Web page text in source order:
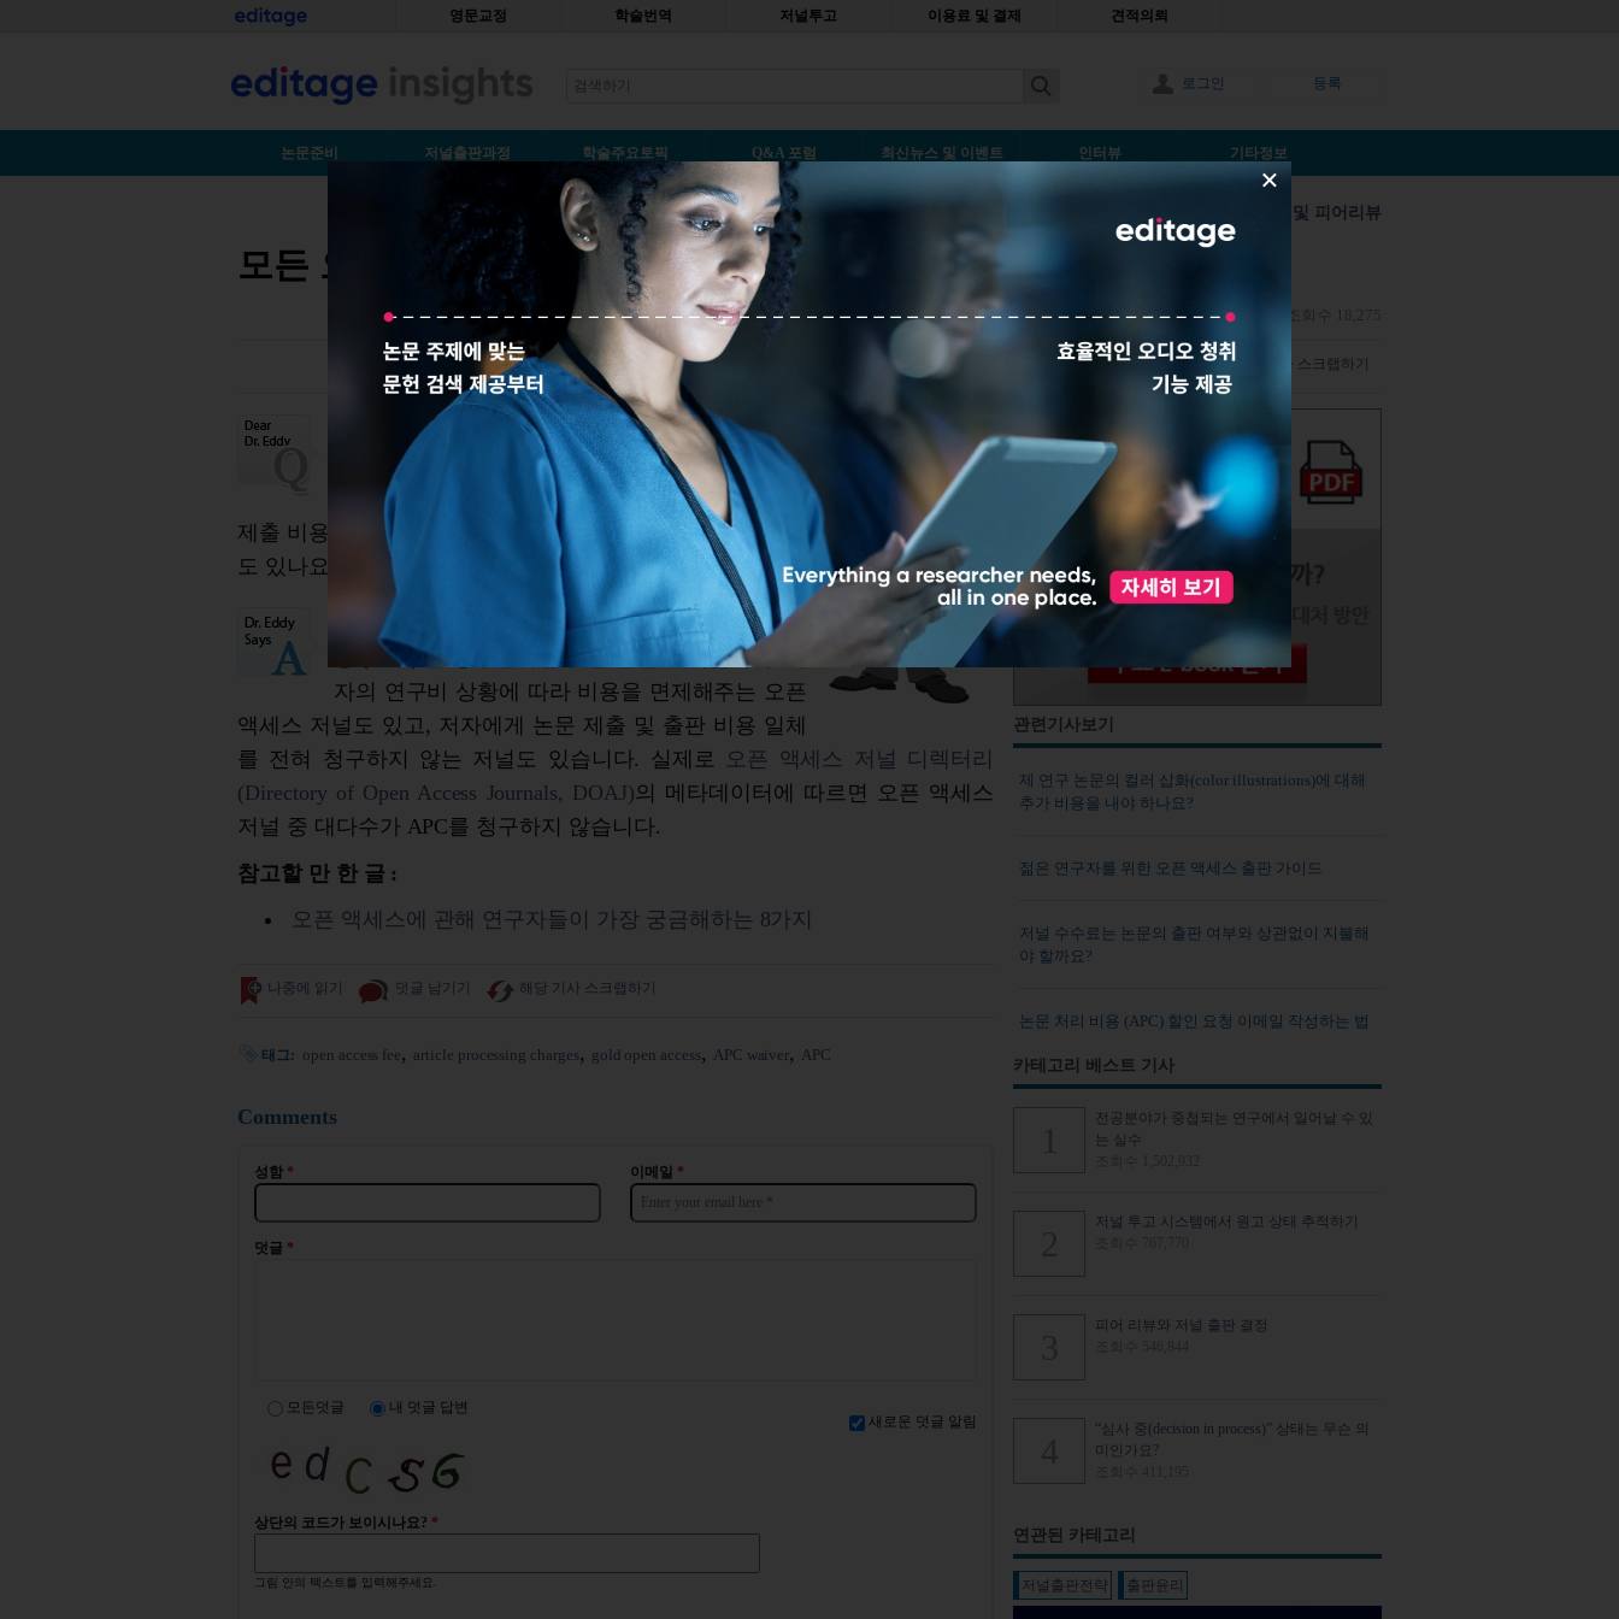
홈 영문교정 학술번역 저널투고 이용료 및 결제 견적의뢰
로그인 등록
논문준비 저널출판과정 학술주요토픽 Q&A 포럼 최신뉴스 및 이벤트 인터뷰 기타정보
투고 및 피어리뷰
모든 오픈 액세스 저널이 저자에게 비용을 청구하나요?
Anonymous |2018년3월11일
덧글 남기기 해당 기사 스크랩하기
액세스 항상 저자에게 출판 비용을
청구하나요
전에 알게 된 오픈 액세스 저널
있는데 웹사이트에 논문
처리비용이나
제출 비용을 청구하지 적혀있었습니다 .이런 경우
도 있나요
오픈 저널이 저자에게 논문 처리 비
(APC)을 청구한다는 오해입니다
자의
연구비 상황에 따라 비용을 면제해주는 오픈
액세스 저널도 있고, 저자에게 논문 제출 및 출판 비용 일체
를 전혀 청구하지 않는 저널도 있습니다. 실제로 오픈 액세스 저널 디렉 터 리
(Directory of Open Access Journals, DOAJ)의 메타데이터에 따르면 오픈 액세스
저널 중 대다수가 APC를 청구하지 않습니다.
참고할 만 한 글 :
오픈 액세스에 관해 연구자들이 가장 궁금해하는 8가지
나중에 읽기 덧글 남기기 해당 기사 스크랩하기
태그: open access fee article processing charges gold open access APC waiver APC
Comments
성함 * 이메일 *
덧글 *
새로운 덧글 알림
모든덧글 내 덧글 답변
상단의 코드가 보이시나요? *
그림 안의 텍스트를 입력해주세요.
관련기사보기
제 연구 논문의 컬러 삽화(color illustrations)에 대해
추가 비용을 내야 하나요?
젊은 연구자를 위한 오픈 액세스 출판 가이드
저널 수수료는 논문의 출판 여부와 상관없이 지불해
야 할까요?
논문 처리 비용 (APC) 할인 요청 이메일 작성하는 법
카테고리 베스트 기사
전공분야가 중첩되는 연구에서 일어날 수 있
는 실수
저널 투고 시스템에서 원고 상태 추적하기
피어 리뷰와 저널 출판 결정
“심사 중(decision in process)” 상태는 무슨 의
미인가요?
연관된 카테고리
저널출판전략 출판윤리
×